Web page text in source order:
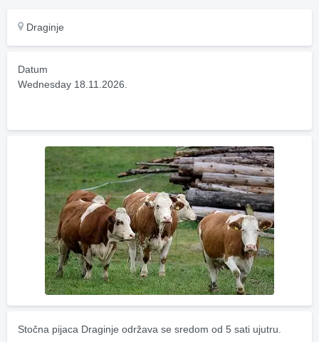
Draginje
Datum
Wednesday 18.11.2026.
Stočna pijaca Draginje održava se sredom od 5 sati ujutru.